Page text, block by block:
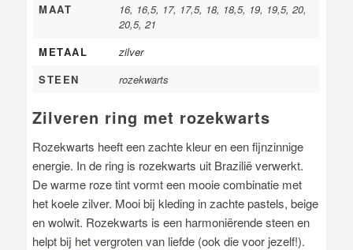
MAAT
16, 16,5, 17, 17,5, 18, 18,5, 19, 19,5, 20,
20,5, 21
METAAL
zilver
STEEN
rozekwarts
Zilveren ring met rozekwarts
Rozekwarts heeft een zachte kleur en een fijnzinnige
energie. In de ring is rozekwarts uit Brazilië verwerkt.
De warme roze tint vormt een mooie combinatie met
het koele zilver. Mooi bij kleding in zachte pastels, beige
en wolwit. Rozekwarts is een harmoniërende steen en
helpt bij het vergroten van liefde (ook die voor jezelf!).